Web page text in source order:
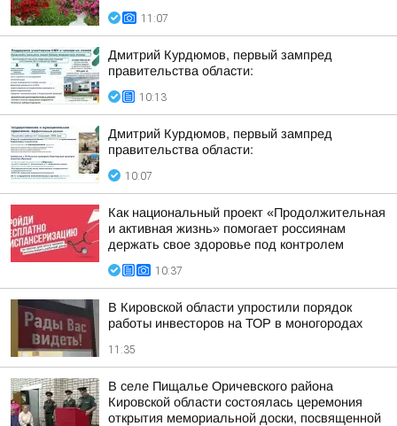
11:07
Дмитрий Курдюмов, первый зампред
правительства области:
10:13
Дмитрий Курдюмов, первый зампред
правительства области:
10:07
Как национальный проект «Продолжительная
и активная жизнь» помогает россиянам
держать свое здоровье под контролем
10:37
В Кировской области упростили порядок
работы инвесторов на ТОР в моногородах
11:35
В селе Пищалье Оричевского района
Кировской области состоялась церемония
открытия мемориальной доски, посвященной